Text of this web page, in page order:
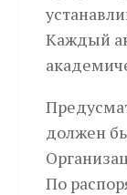
Каждый
должен
По